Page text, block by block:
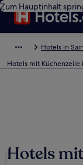
Zum Hauptinhalt
Hotels in
Hotels mit Küchenzeile
Hotels